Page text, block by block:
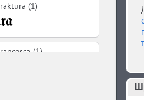
(1)
(1)